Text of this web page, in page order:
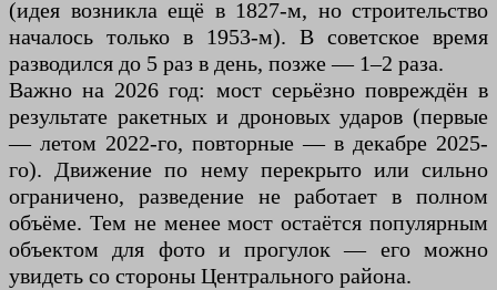
(идея возникла ещё в 1827-м, но строительство
началось только в 1953-м). В советское время
разводился до 5 раз в день, позже — 1–2 раза.
Важно на 2026 год: мост серьёзно повреждён в
результате ракетных и дроновых ударов (первые
— летом 2022-го, повторные — в декабре 2025-
го). Движение по нему перекрыто или сильно
ограничено, разведение не работает в полном
объёме. Тем не менее мост остаётся популярным
объектом для фото и прогулок — его можно
увидеть со стороны Центрального района.